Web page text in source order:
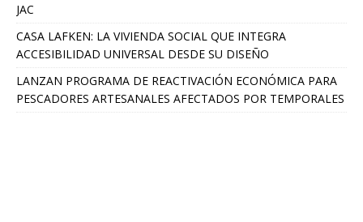
JAC
CASA LAFKEN: LA VIVIENDA SOCIAL QUE INTEGRA
ACCESIBILIDAD UNIVERSAL DESDE SU DISEÑO
LANZAN PROGRAMA DE REACTIVACIÓN ECONÓMICA PARA
PESCADORES ARTESANALES AFECTADOS POR TEMPORALES